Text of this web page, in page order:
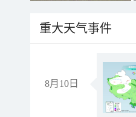
重大天气事件
8月10日